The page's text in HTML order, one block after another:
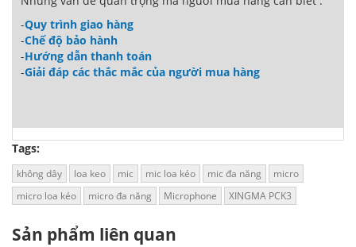
-Quy trình giao hàng
-Chế độ bảo hành
-Hướng dẫn thanh toán
-Giải đáp các thắc mắc của người mua hàng
Tags:
không dây loa keo mic mic loa kéo mic đa năng
micro
micro loa kéo
micro đa năng Microphone XINGMA PCK3
Sản phẩm liên quan